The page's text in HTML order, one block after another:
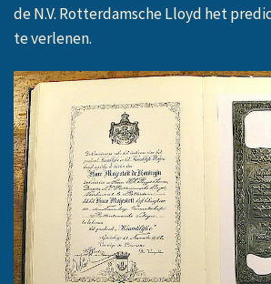
de N.V. Rotterdamsche Lloyd het
te verlenen.